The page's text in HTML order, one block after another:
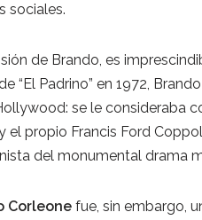
sociales.
de Brando, es
“El Padrino” en 1972,
se le consideraba
el propio Francis Ford
del monumental drama
Corleone fue, sin embargo,